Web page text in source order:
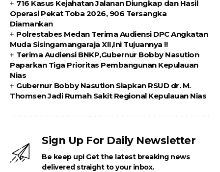
716 Kasus Kejahatan Jalanan Diungkap dan Hasil
Operasi Pekat Toba 2026, 906 Tersangka
Diamankan
Polrestabes Medan Terima Audiensi DPC Angkatan
Muda Sisingamangaraja XII,Ini Tujuannya !!
Terima Audiensi BNKP,Gubernur Bobby Nasution
Paparkan Tiga Prioritas Pembangunan Kepulauan
Nias
Gubernur Bobby Nasution Siapkan RSUD dr. M.
Thomsen Jadi Rumah Sakit Regional Kepulauan Nias
Sign Up For Daily Newsletter
Be keep up! Get the latest breaking news
delivered straight to your inbox.